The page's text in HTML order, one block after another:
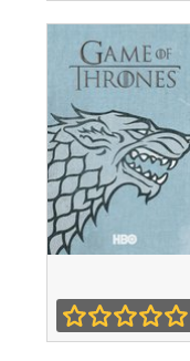
Thrones - Saison
1